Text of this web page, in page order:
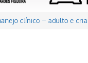
clínico – adulto e